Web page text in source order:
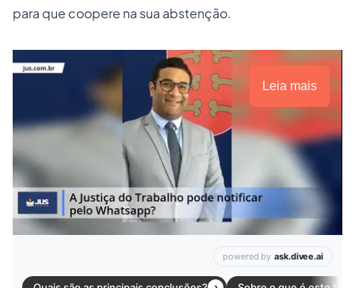
para que coopere na sua abstenção.
Leia mais